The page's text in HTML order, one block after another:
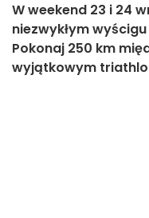
W weekend 23 i 24
niezwykłym
Pokonaj 250 km
wyjątkowym